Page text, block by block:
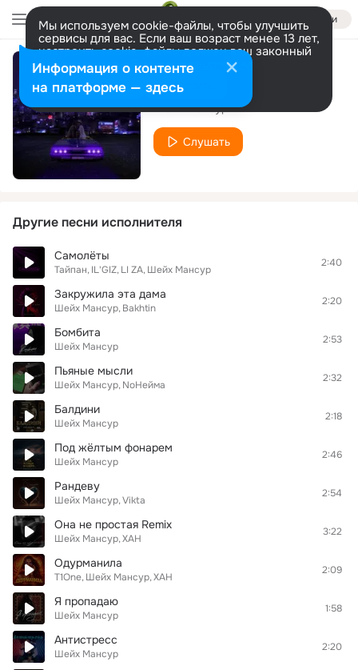
Войти
Мы используем cookie-файлы, чтобы улучшить
сервисы для вас. Если ваш возраст менее 13 лет,
настроить cookie-файлы должен ваш законный
представитель. Больше информации
Разрешить все Настроить
Мы сияли
Шейх Мансур
Слушать
Другие песни исполнителя
Самолёты
Тайпан IL'GIZ LI ZA Шейх Мансур
2:40
Закружила эта дама
Шейх Мансур Bakhtin
2:20
Бомбита
Шейх Мансур
2:53
Пьяные мысли
Шейх Мансур NoНейма
2:32
Балдини
Шейх Мансур
2:18
Под жёлтым фонарем
Шейх Мансур
2:46
Рандеву
Шейх Мансур Vikta
2:54
Она не простая Remix
Шейх Мансур ХАН
3:22
Одурманила
T1One Шейх Мансур ХАН
2:09
Я пропадаю
Шейх Мансур
1:58
Антистресс
Шейх Мансур
2:20
Информация о контенте
на платформе — здесь